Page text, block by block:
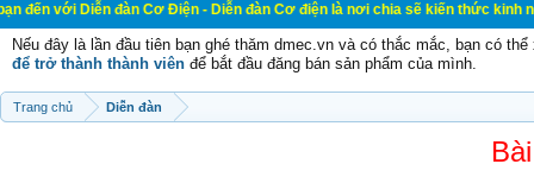
đàn Cơ Điện - Diễn đàn Cơ điện là nơi chia sẽ kiến thức kinh nghiệm
Nếu đây là lần đầu tiên bạn ghé thăm dmec.vn và có thắc mắc, bạn có
để trở thành thành viên để bắt đầu đăng bán sản phẩm của mình.
Trang chủ Diễn đàn